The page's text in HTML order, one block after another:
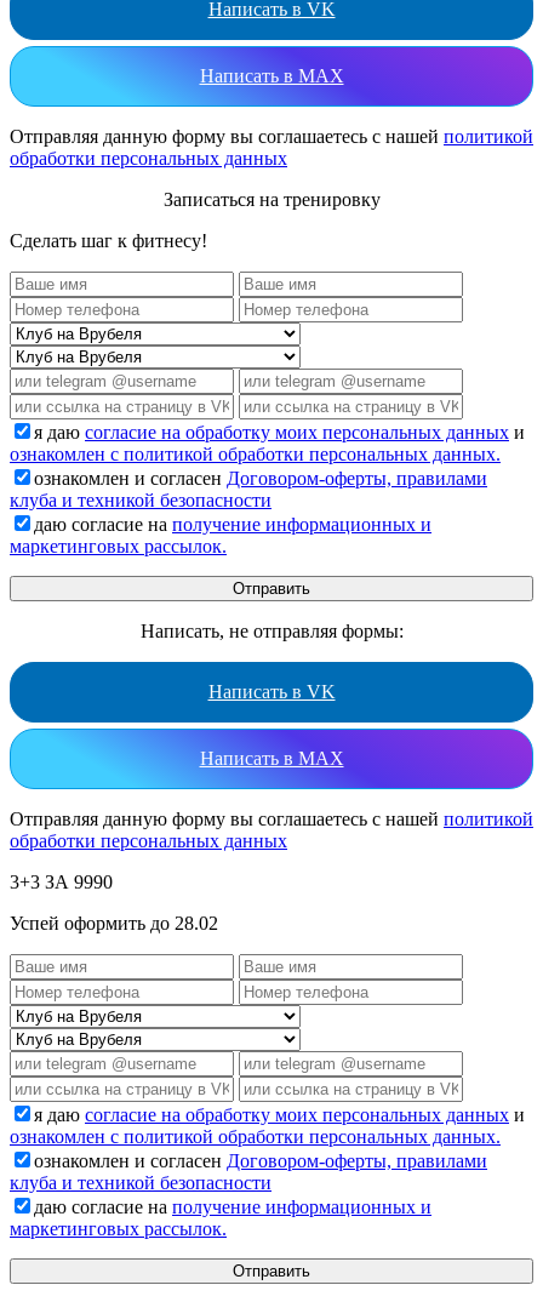
Написать в VK
Написать в MAX
Отправляя данную форму вы соглашаетесь с нашей политикой
обработки персональных данных
Записаться на тренировку
Сделать шаг к фитнесу!
я даю согласие на обработку моих персональных данных и
ознакомлен с политикой обработки персональных данных.
ознакомлен и согласен Договором-оферты, правилами
клуба и техникой безопасности
даю согласие на получение информационных и
маркетинговых рассылок.
Написать, не отправляя формы:
Написать в VK
Написать в MAX
Отправляя данную форму вы соглашаетесь с нашей политикой
обработки персональных данных
3+3 ЗА 9990
Успей оформить до 28.02
я даю согласие на обработку моих персональных данных и
ознакомлен с политикой обработки персональных данных.
ознакомлен и согласен Договором-оферты, правилами
клуба и техникой безопасности
даю согласие на получение информационных и
маркетинговых рассылок.